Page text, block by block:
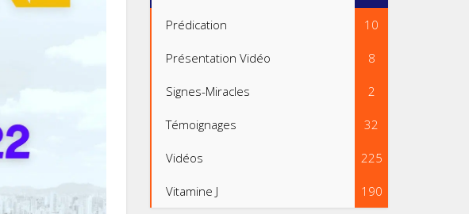
Prédication 10
Présentation Vidéo 8
Signes-Miracles 2
Témoignages 32
Vidéos 225
Vitamine J 190